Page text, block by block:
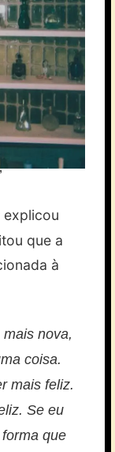
explicou
que a
à
nova,
coisa.
mais feliz.
Se eu
que